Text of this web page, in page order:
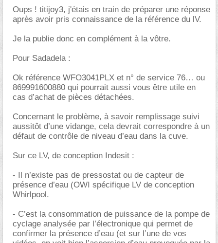
Oups ! titijoy3, j'étais en train de préparer une réponse
après avoir pris connaissance de la référence du lV.
Je la publie donc en complément à la vôtre.
Pour Sadadela :
Ok référence WFO3041PLX et n° de service 76… ou
869991600880 qui pourrait aussi vous être utile en
cas d’achat de pièces détachées.
Concernant le problème, à savoir remplissage suivi
aussitôt d’une vidange, cela devrait correspondre à un
défaut de contrôle de niveau d’eau dans la cuve.
Sur ce LV, de conception Indesit :
- Il n’existe pas de pressostat ou de capteur de
présence d’eau (OWI spécifique LV de conception
Whirlpool.
- C’est la consommation de puissance de la pompe de
cyclage analysée par l’électronique qui permet de
confirmer la présence d’eau (et sur l’une de vos